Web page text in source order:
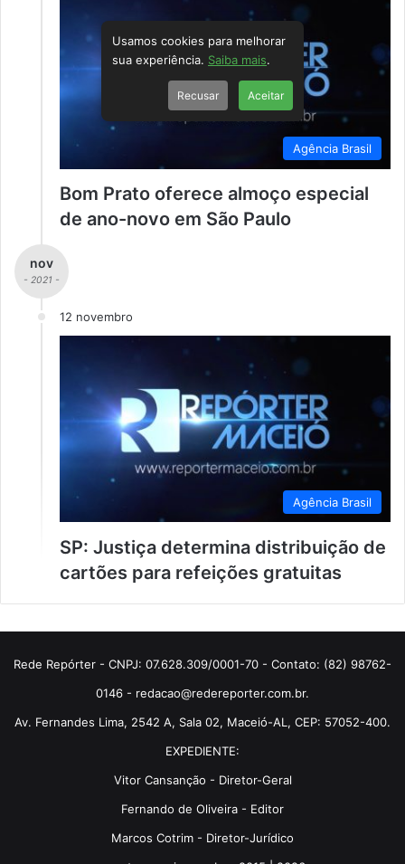
Agência Brasil
Bom Prato oferece almoço especial
de ano-novo em São Paulo
nov
- 2021 -
12 novembro
Agência Brasil
SP: Justiça determina distribuição de
cartões para refeições gratuitas
Rede Repórter - CNPJ: 07.628.309/0001-70 - Contato: (82) 98762-
0146 - redacao@redereporter.com.br.
Av. Fernandes Lima, 2542 A, Sala 02, Maceió-AL, CEP: 57052-400.
EXPEDIENTE:
Vitor Cansanção - Diretor-Geral
Fernando de Oliveira - Editor
Marcos Cotrim - Diretor-Jurídico
Usamos cookies para melhorar
sua experiência. Saiba mais.
Recusar Aceitar